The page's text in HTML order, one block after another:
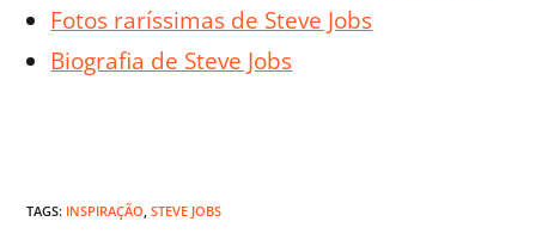
Fotos raríssimas de Steve Jobs
Biografia de Steve Jobs
TAGS: INSPIRAÇÃO, STEVE JOBS